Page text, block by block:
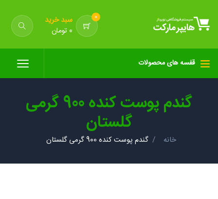
0
سبد خرید
0 تومان
قفسه های محصولات
گندم پوست کنده 900 گرمی
گلستان
خانه گندم پوست کنده 900 گرمی گلستان